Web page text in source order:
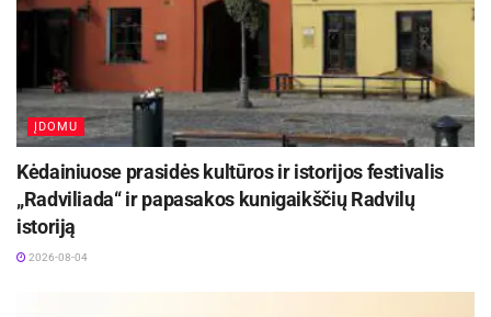
ĮDOMU
Kėdainiuose prasidės kultūros ir istorijos festivalis
„Radviliada“ ir papasakos kunigaikščių Radvilų
istoriją
2026-08-04